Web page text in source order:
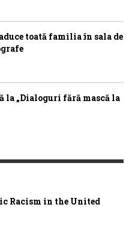
toată familia în sala de
„Dialoguri fără mască la
Racism in the United